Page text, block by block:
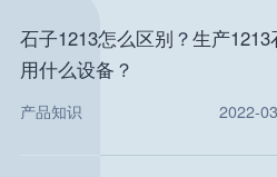
石子1213怎么区别？生产1213
用什么设备？
产品知识 2022-